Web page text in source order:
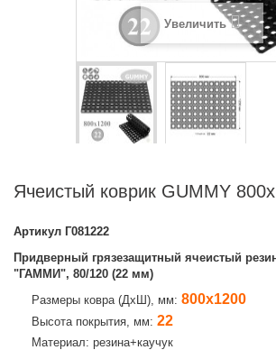
Увеличить
Ячеистый коврик GUMMY
Артикул Г081222
Придверный грязезащитный ячеистый
"ГАММИ", 80/120 (22 мм)
Размеры ковра (ДхШ), мм: 800х1200
Высота покрытия, мм: 22
Материал: резина+каучук